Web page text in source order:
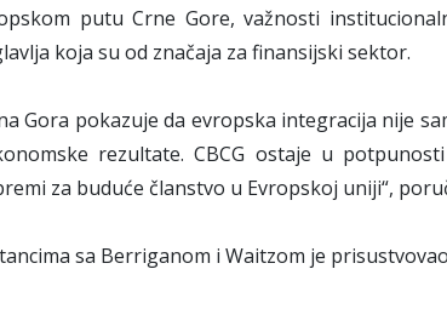
putu Crne Gore, važnosti
koja su od značaja za finansijski sektor.
Gora pokazuje da evropska integracija nije
rezultate. CBCG ostaje u
za buduće članstvo u Evropskoj uniji“,
sa Berriganom i Waitzom je